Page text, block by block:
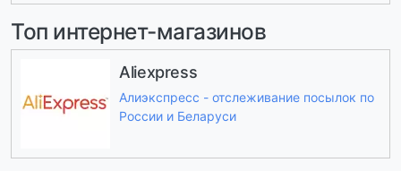
Топ интернет-магазинов
Aliexpress
Алиэкспресс - отслеживание посылок по
России и Беларуси